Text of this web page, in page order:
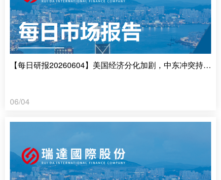
【每日研报20260604】美国经济分化加剧，中东冲突持续推升通胀
06/04